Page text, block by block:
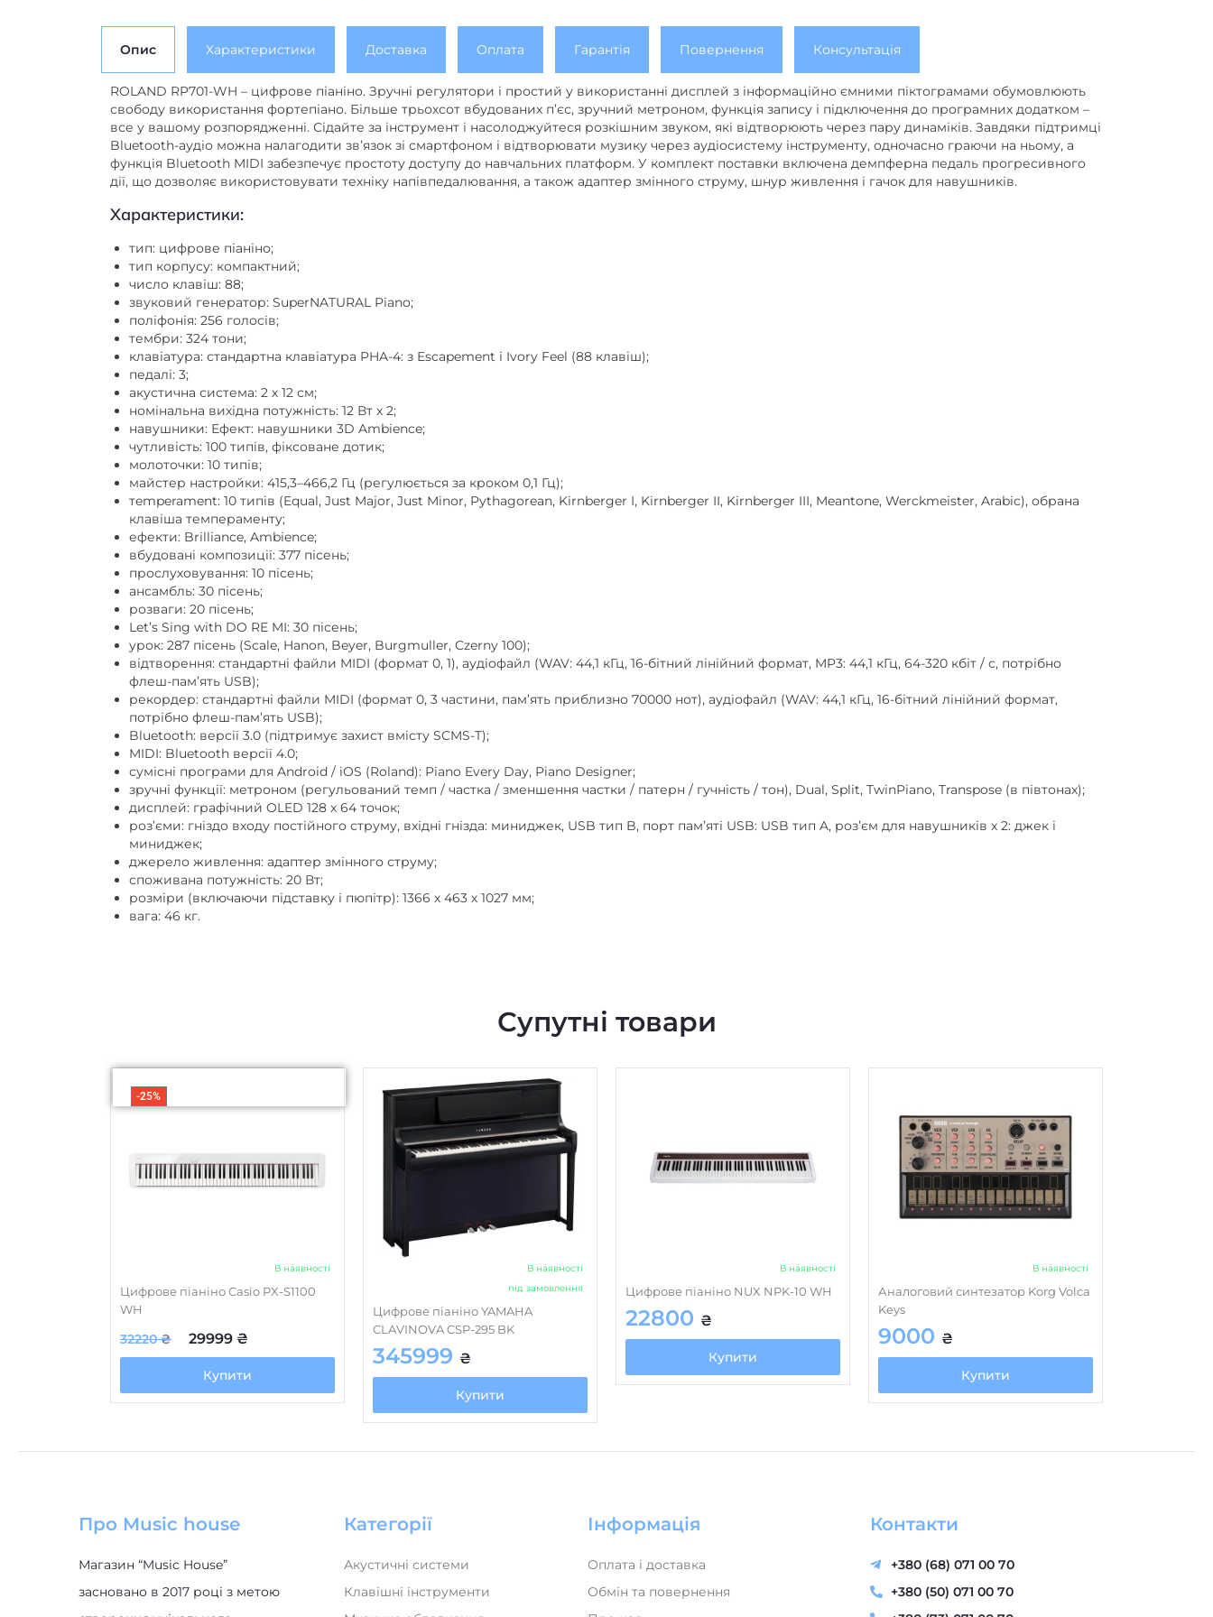
Опис Характеристики Доставка Оплата Гарантія Повернення Консультація
ROLAND RP701-WH – цифрове піаніно. Зручні регулятори і простий у використанні дисплей з інформаційно ємними піктограмами обумовлюють
свободу використання фортепіано. Більше трьохсот вбудованих п’єс, зручний метроном, функція запису і підключення до програмних додатком –
все у вашому розпорядженні. Сідайте за інструмент і насолоджуйтеся розкішним звуком, які відтворюють через пару динаміків. Завдяки підтримці
Bluetooth-аудіо можна налагодити зв’язок зі смартфоном і відтворювати музику через аудіосистему інструменту, одночасно граючи на ньому, а
функція Bluetooth MIDI забезпечує простоту доступу до навчальних платформ. У комплект поставки включена демпферна педаль прогресивного
дії, що дозволяє використовувати техніку напівпедалювання, а також адаптер змінного струму, шнур живлення і гачок для навушників.
Характеристики:
тип: цифрове піаніно;
тип корпусу: компактний;
число клавіш: 88;
звуковий генератор: SuperNATURAL Piano;
поліфонія: 256 голосів;
тембри: 324 тони;
клавіатура: стандартна клавіатура PHA-4: з Escapement і Ivory Feel (88 клавіш);
педалі: 3;
акустична система: 2 х 12 см;
номінальна вихідна потужність: 12 Вт x 2;
навушники: Ефект: навушники 3D Ambience;
чутливість: 100 типів, фіксоване дотик;
молоточки: 10 типів;
майстер настройки: 415,3–466,2 Гц (регулюється за кроком 0,1 Гц);
тemperament: 10 типів (Equal, Just Major, Just Minor, Pythagorean, Kirnberger I, Kirnberger II, Kirnberger III, Meantone, Werckmeister, Arabic), обрана
клавіша темпераменту;
ефекти: Brilliance, Ambience;
вбудовані композиції: 377 пісень;
прослуховування: 10 пісень;
ансамбль: 30 пісень;
розваги: ​​20 пісень;
Let’s Sing with DO RE MI: 30 пісень;
урок: 287 пісень (Scale, Hanon, Beyer, Burgmuller, Czerny 100);
відтворення: стандартні файли MIDI (формат 0, 1), аудіофайл (WAV: 44,1 кГц, 16-бітний лінійний формат, MP3: 44,1 кГц, 64-320 кбіт / с, потрібно
флеш-пам’ять USB);
рекордер: стандартні файли MIDI (формат 0, 3 частини, пам’ять приблизно 70000 нот), аудіофайл (WAV: 44,1 кГц, 16-бітний лінійний формат,
потрібно флеш-пам’ять USB);
Bluetooth: версії 3.0 (підтримує захист вмісту SCMS-T);
MIDI: Bluetooth версії 4.0;
сумісні програми для Android / iOS (Roland): Piano Every Day, Piano Designer;
зручні функції: метроном (регульований темп / частка / зменшення частки / патерн / гучність / тон), Dual, Split, TwinPiano, Transpose (в півтонах);
дисплей: графічний OLED 128 x 64 точок;
роз’єми: гніздо входу постійного струму, вхідні гнізда: миниджек, USB тип B, порт пам’яті USB: USB тип A, роз’єм для навушників x 2: джек і
миниджек;
джерело живлення: адаптер змінного струму;
споживана потужність: 20 Вт;
розміри (включаючи підставку і пюпітр): 1366 х 463 х 1027 мм;
вага: 46 кг.
Супутні товари
-25%
В наявності
Цифрове піаніно Casio PX-S1100
WH
32220₴ 29999 ₴
Купити
В наявності
під замовлення
Цифрове піаніно YAMAHA
CLAVINOVA CSP-295 BK
345999 ₴
Купити
В наявності
Цифрове піаніно NUX NPK-10 WH
22800 ₴
Купити
В наявності
Аналоговий синтезатор Korg Volca
Keys
9000 ₴
Купити
Про Music house
Магазин “Music House”
засновано в 2017 році з метою
Категорії
Акустичні системи
Клавішні інструменти
Інформація
Оплата і доставка
Обмін та повернення
Контакти
+380 (68) 071 00 70
+380 (50) 071 00 70